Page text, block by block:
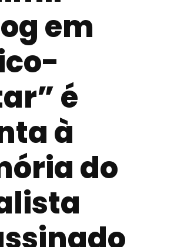
em
é
à
do